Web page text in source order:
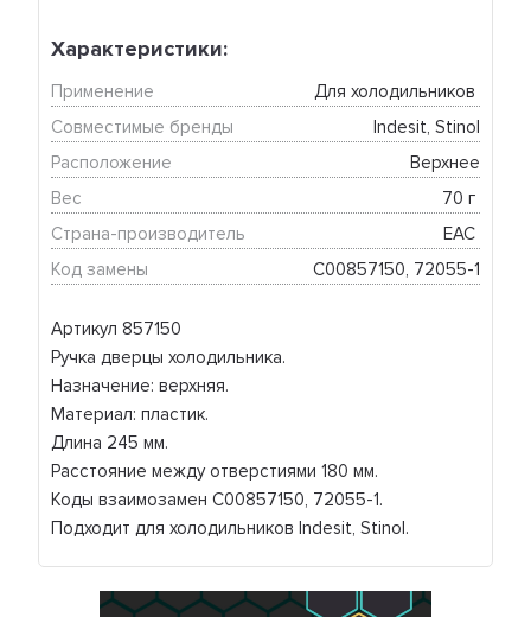
Артикул 857150
Ручка дверцы холодильника.
Назначение: верхняя.
Материал: пластик.
Длина 245 мм.
Расстояние между отверстиями 180 мм.
Коды взаимозамен C00857150, 72055-1.
Подходит для холодильников Indesit, Stinol.
Характеристики:
Применение
Для холодильников
Совместимые бренды
Indesit, Stinol
Расположение
Верхнее
Вес
70 г
Страна-производитель
EAC
Код замены
C00857150, 72055-1